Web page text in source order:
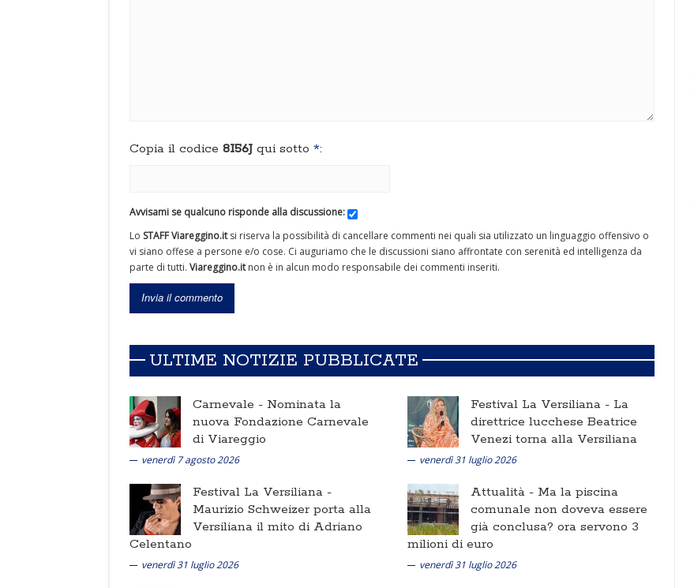
Copia il codice 8I56J qui sotto *:
Avvisami se qualcuno risponde alla discussione:
Lo STAFF Viareggino.itsi riserva la possibilità di cancellare commenti nei quali sia utilizzato un linguaggio offensivo o
vi siano offese a persone e/o cose. Ci auguriamo che le discussioni siano affrontate con serenità ed intelligenza da
parte di tutti. Viareggino.itnon è in alcun modo responsabile dei commenti inseriti.
ULTIME NOTIZIE PUBBLICATE
Carnevale - Nominata la
nuova Fondazione Carnevale
di Viareggio
venerdì 7 agosto 2026
Festival La Versiliana - La
direttrice lucchese Beatrice
Venezi torna alla Versiliana
venerdì 31 luglio 2026
Festival La Versiliana -
Maurizio Schweizer porta alla
Versiliana il mito di Adriano
Celentano
venerdì 31 luglio 2026
Attualità - Ma la piscina
comunale non doveva essere
già conclusa? ora servono 3
milioni di euro
venerdì 31 luglio 2026